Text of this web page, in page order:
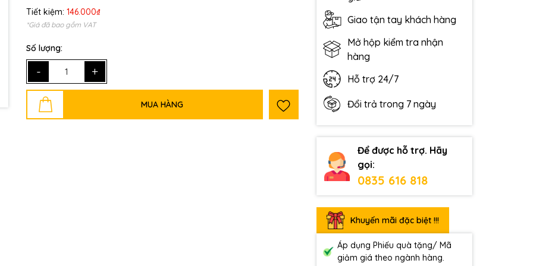
Tiết kiệm: 146.000₫
*Giá đã bao gồm VAT
Số lượng:
- +
MUA HÀNG
Giao tận tay khách hàng
Mở hộp kiểm tra nhận
hàng
Hỗ trợ 24/7
Đổi trả trong 7 ngày
Để được hỗ trợ. Hãy
gọi:
0835 616 818
Khuyến mãi đặc biệt !!!
Áp dụng Phiếu quà tặng/ Mã
giảm giá theo ngành hàng.
Ngày hết hạn: